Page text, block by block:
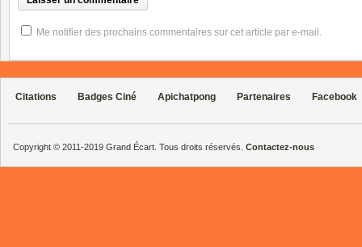
Me notifier des prochains commentaires sur cet article par e-mail.
Citations Badges Ciné Apichatpong Partenaires Facebook
Copyright © 2011-2019 Grand Écart. Tous droits réservés. Contactez-nous